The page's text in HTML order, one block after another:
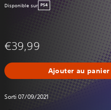
Disponible sur PS4
€39,99
Ajouter au panier
Sorti 07/09/2021